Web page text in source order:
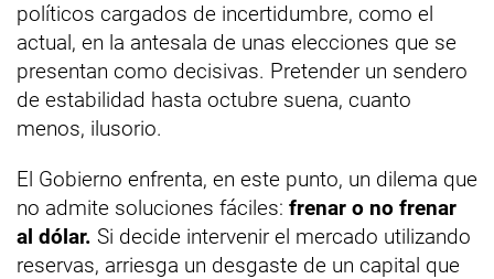
políticos cargados de incertidumbre, como el
actual, en la antesala de unas elecciones que se
presentan como decisivas. Pretender un sendero
de estabilidad hasta octubre suena, cuanto
menos, ilusorio.
El Gobierno enfrenta, en este punto, un dilema que
no admite soluciones fáciles: frenar o no frenar
al dólar. Si decide intervenir el mercado utilizando
reservas, arriesga un desgaste de un capital que